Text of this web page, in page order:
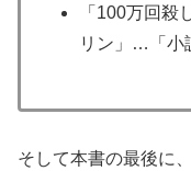
「100万回殺
リン」…「小
そして本書の最後に